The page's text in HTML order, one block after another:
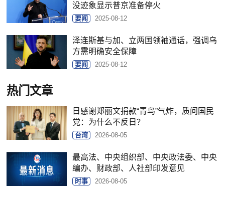
没迹象显示普京准备停火
要闻 2025-08-12
泽连斯基与加、立两国领袖通话，强调乌
方需明确安全保障
要闻 2025-08-12
热门文章
日感谢郑丽文捐款“青鸟”气炸，质问国民
党：为什么不反日？
台湾 2026-08-05
最高法、中央组织部、中央政法委、中央
编办、财政部、人社部印发意见
时事 2026-08-05